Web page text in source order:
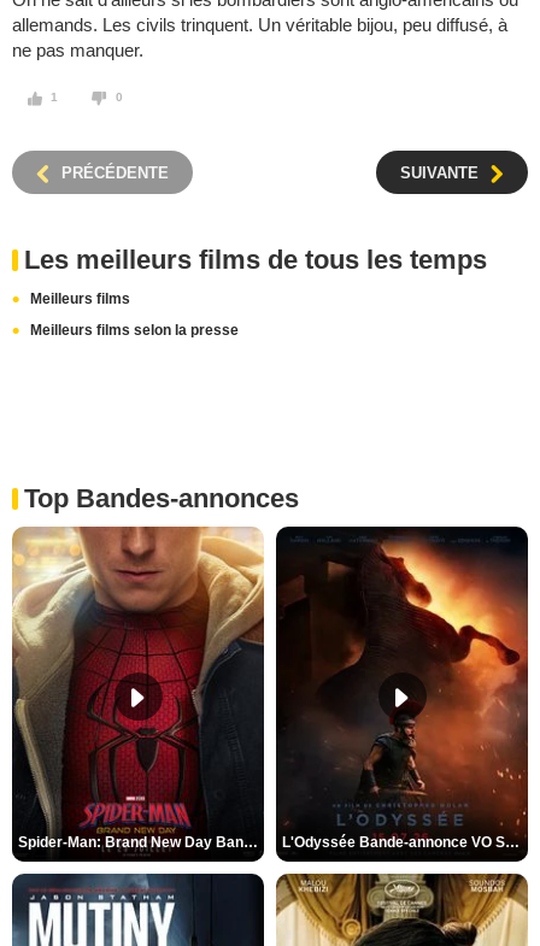
allemands. Les civils trinquent. Un véritable bijou, peu diffusé, à
ne pas manquer.
1 0
PRÉCÉDENTE SUIVANTE
Les meilleurs films de tous les temps
Meilleurs films
Meilleurs films selon la presse
Top Bandes-annonces
Spider-Man: Brand New Day Bande-annonce VO STFR L'Odyssée Bande-annonce VO STFR